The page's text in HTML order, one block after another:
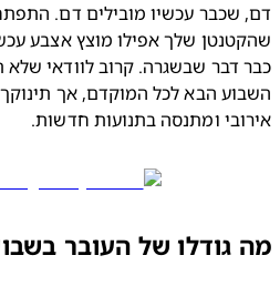
ומתנסה בתנועות חדשות.
של העובר בשבוע 15?